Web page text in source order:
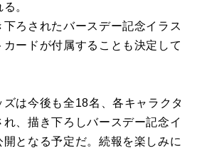
。
下ろされたバースデー記念イラス
カードが付属することも決定して
は今後も全18名、各キャラクタ
、描き下ろしバースデー記念イ
となる予定だ。続報を楽しみに